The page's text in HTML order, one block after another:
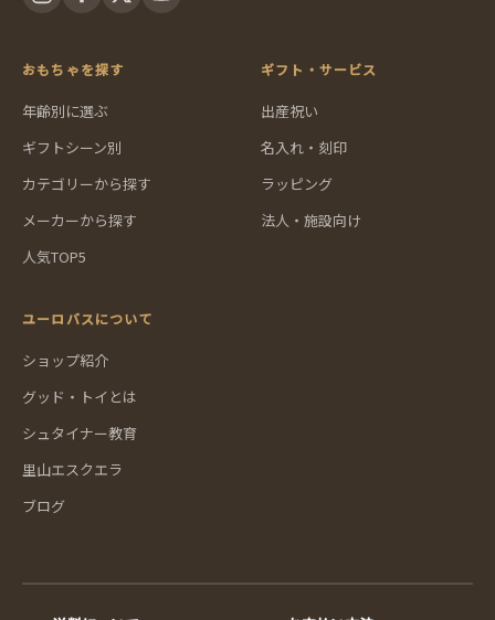
おもちゃを探す
年齢別に選ぶ
ギフトシーン別
カテゴリーから探す
メーカーから探す
人気TOP5
ギフト・サービス
出産祝い
名入れ・刻印
ラッピング
法人・施設向け
ユーロバスについて
ショップ紹介
グッド・トイとは
シュタイナー教育
里山エスクエラ
ブログ